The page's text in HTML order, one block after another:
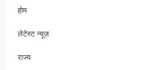
होम
लेटेस्ट न्यूज़
राज्य